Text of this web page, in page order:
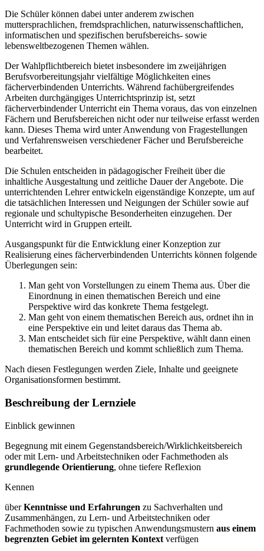
Die Schüler können dabei unter anderem zwischen
muttersprachlichen, fremdsprachlichen, naturwissenschaftlichen,
informatischen und spezifischen berufsbereichs- sowie
lebensweltbezogenen Themen wählen.
Der Wahlpflichtbereich bietet insbesondere im zweijährigen
Berufsvorbereitungsjahr vielfältige Möglichkeiten eines
fächerverbindenden Unterrichts. Während fachübergreifendes
Arbeiten durchgängiges Unterrichtsprinzip ist, setzt
fächerverbindender Unterricht ein Thema voraus, das von einzelnen
Fächern und Berufsbereichen nicht oder nur teilweise erfasst werden
kann. Dieses Thema wird unter Anwendung von Fragestellungen
und Verfahrensweisen verschiedener Fächer und Berufsbereiche
bearbeitet.
Die Schulen entscheiden in pädagogischer Freiheit über die
inhaltliche Ausgestaltung und zeitliche Dauer der Angebote. Die
unterrichtenden Lehrer entwickeln eigenständige Konzepte, um auf
die tatsächlichen Interessen und Neigungen der Schüler sowie auf
regionale und schultypische Besonderheiten einzugehen. Der
Unterricht wird in Gruppen erteilt.
Ausgangspunkt für die Entwicklung einer Konzeption zur
Realisierung eines fächerverbindenden Unterrichts können folgende
Überlegungen sein:
Man geht von Vorstellungen zu einem Thema aus. Über die
Einordnung in einen thematischen Bereich und eine
Perspektive wird das konkrete Thema festgelegt.
Man geht von einem thematischen Bereich aus, ordnet ihn in
eine Perspektive ein und leitet daraus das Thema ab.
Man entscheidet sich für eine Perspektive, wählt dann einen
thematischen Bereich und kommt schließlich zum Thema.
Nach diesen Festlegungen werden Ziele, Inhalte und geeignete
Organisationsformen bestimmt.
Beschreibung der Lernziele
Einblick gewinnen
Begegnung mit einem Gegenstandsbereich/Wirklichkeitsbereich
oder mit Lern- und Arbeitstechniken oder Fachmethoden als
grundlegende Orientierung, ohne tiefere Reflexion
Kennen
überKenntnisse und Erfahrungen zu Sachverhalten und
Zusammenhängen, zu Lern- und Arbeitstechniken oder
Fachmethoden sowie zu typischen Anwendungsmustern aus einem
begrenzten Gebiet im gelernten Kontext verfügen